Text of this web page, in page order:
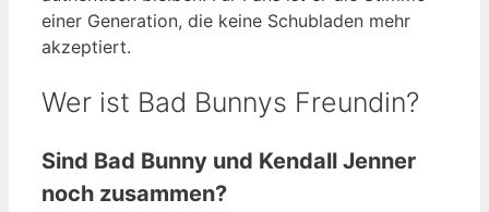
einer Generation, die keine Schubladen mehr
akzeptiert.
Wer ist Bad Bunnys Freundin?
Sind Bad Bunny und Kendall Jenner
noch zusammen?